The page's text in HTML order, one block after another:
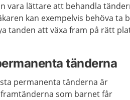
vara lättare att behandla
kan exempelvis behöva
tanden att växa fram på rätt
tänderna
permanenta tänderna är
som barnet får